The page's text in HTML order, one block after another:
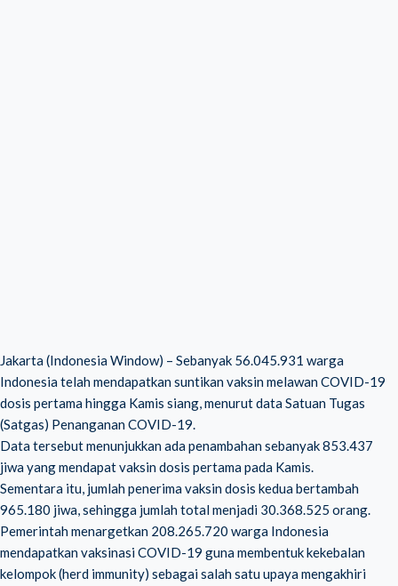
Jakarta (Indonesia Window) – Sebanyak 56.045.931 warga
Indonesia telah mendapatkan suntikan vaksin melawan COVID-19
dosis pertama hingga Kamis siang, menurut data Satuan Tugas
(Satgas) Penanganan COVID-19.
Data tersebut menunjukkan ada penambahan sebanyak 853.437
jiwa yang mendapat vaksin dosis pertama pada Kamis.
Sementara itu, jumlah penerima vaksin dosis kedua bertambah
965.180 jiwa, sehingga jumlah total menjadi 30.368.525 orang.
Pemerintah menargetkan 208.265.720 warga Indonesia
mendapatkan vaksinasi COVID-19 guna membentuk kekebalan
kelompok (herd immunity) sebagai salah satu upaya mengakhiri